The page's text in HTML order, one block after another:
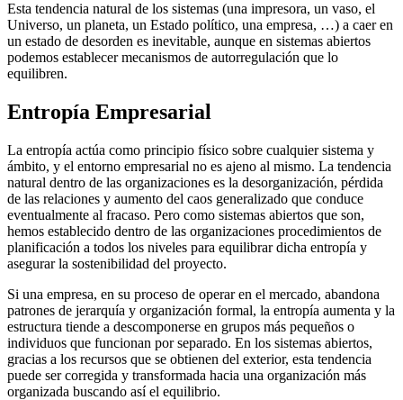
Esta tendencia natural de los sistemas (una impresora, un vaso, el
Universo, un planeta, un Estado político, una empresa, …) a caer en
un estado de desorden es inevitable, aunque en sistemas abiertos
podemos establecer mecanismos de autorregulación que lo
equilibren.
Entropía Empresarial
La entropía actúa como principio físico sobre cualquier sistema y
ámbito, y el entorno empresarial no es ajeno al mismo. La tendencia
natural dentro de las organizaciones es la desorganización, pérdida
de las relaciones y aumento del caos generalizado que conduce
eventualmente al fracaso. Pero como sistemas abiertos que son,
hemos establecido dentro de las organizaciones procedimientos de
planificación a todos los niveles para equilibrar dicha entropía y
asegurar la sostenibilidad del proyecto.
Si una empresa, en su proceso de operar en el mercado, abandona
patrones de jerarquía y organización formal, la entropía aumenta y la
estructura tiende a descomponerse en grupos más pequeños o
individuos que funcionan por separado. En los sistemas abiertos,
gracias a los recursos que se obtienen del exterior, esta tendencia
puede ser corregida y transformada hacia una organización más
organizada buscando así el equilibrio.